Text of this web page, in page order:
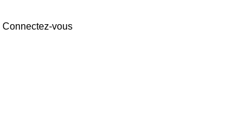
Connectez-vous